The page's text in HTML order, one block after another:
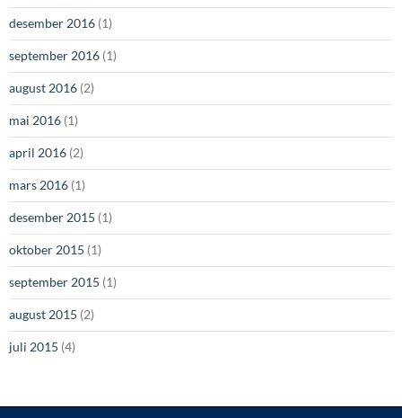
desember 2016 (1)
september 2016 (1)
august 2016 (2)
mai 2016 (1)
april 2016 (2)
mars 2016 (1)
desember 2015 (1)
oktober 2015 (1)
september 2015 (1)
august 2015 (2)
juli 2015 (4)